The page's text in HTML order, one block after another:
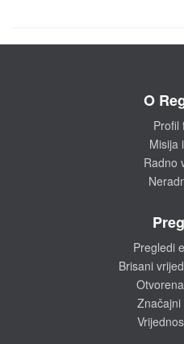
O
Profil
Misija
Radno
Pregledi
Brisani